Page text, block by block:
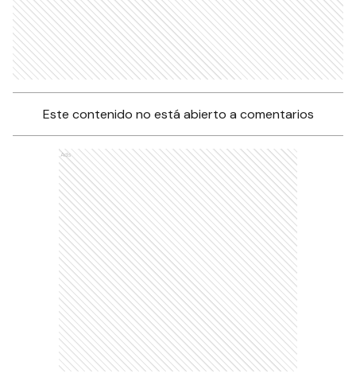
Este contenido no está abierto a comentarios
Ads